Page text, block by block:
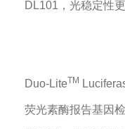
DL101，光稳定性
Duo-LiteTM
荧光素酶报告基因